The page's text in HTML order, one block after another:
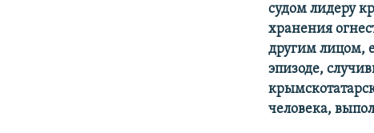
судом лидеру
хранения
другим лицом,
эпизоде,
человека,